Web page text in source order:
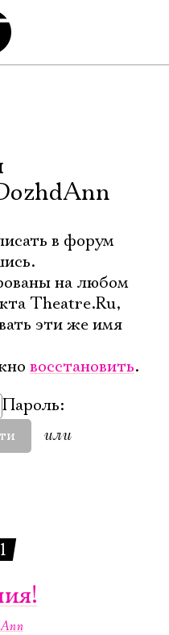
в форум
на любом
Theatre.Ru,
эти же имя
восстановить.
Пароль:
или
1